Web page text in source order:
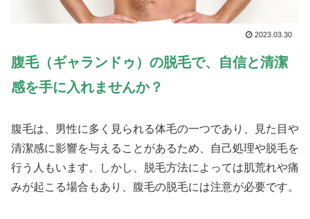
2023.03.30
腹毛（ギャランドゥ）の脱毛で、自信と清潔
感を手に入れませんか？
腹毛は、男性に多く見られる体毛の一つであり、見た目や
清潔感に影響を与えることがあるため、自己処理や脱毛を
行う人もいます。しかし、脱毛方法によっては肌荒れや痛
みが起こる場合もあり、腹毛の脱毛には注意が必要です。